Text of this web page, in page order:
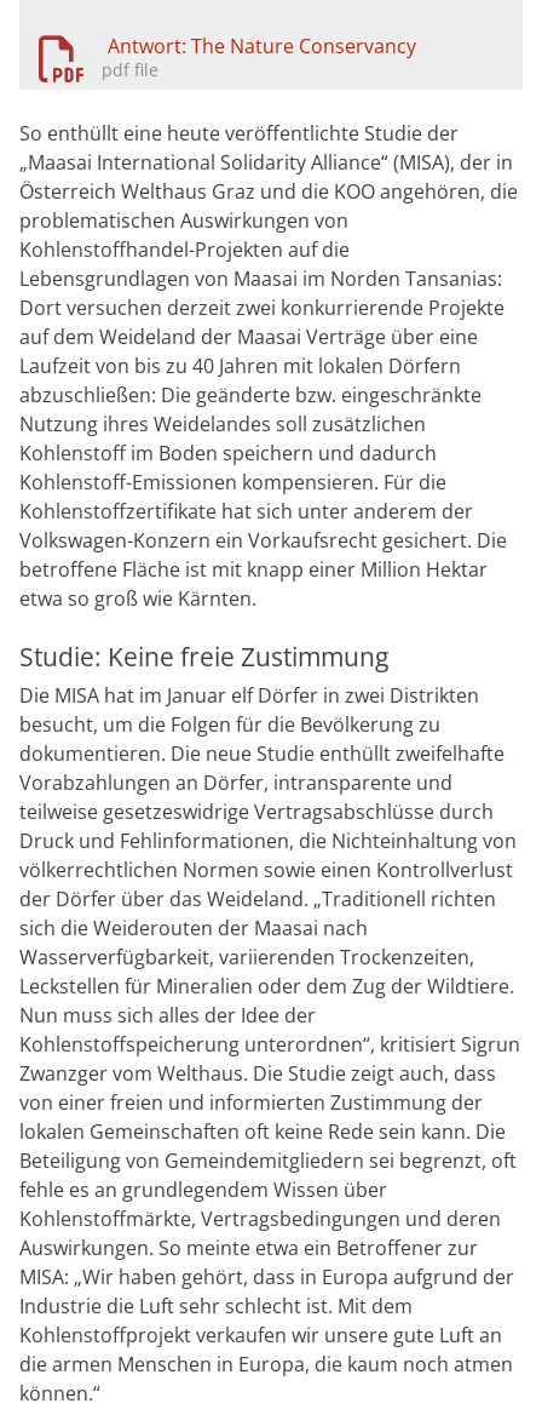
Antwort: The Nature Conservancy
So enthüllt eine heute veröffentlichte Studie der
„Maasai International Solidarity Alliance“ (MISA), der in
Österreich Welthaus Graz und die KOO angehören, die
problematischen Auswirkungen von
Kohlenstoffhandel-Projekten auf die
Lebensgrundlagen von Maasai im Norden Tansanias:
Dort versuchen derzeit zwei konkurrierende Projekte
auf dem Weideland der Maasai Verträge über eine
Laufzeit von bis zu 40 Jahren mit lokalen Dörfern
abzuschließen: Die geänderte bzw. eingeschränkte
Nutzung ihres Weidelandes soll zusätzlichen
Kohlenstoff im Boden speichern und dadurch
Kohlenstoff-Emissionen kompensieren. Für die
Kohlenstoffzertifikate hat sich unter anderem der
Volkswagen-Konzern ein Vorkaufsrecht gesichert. Die
betroffene Fläche ist mit knapp einer Million Hektar
etwa so groß wie Kärnten.
Studie: Keine freie Zustimmung
Die MISA hat im Januar elf Dörfer in zwei Distrikten
besucht, um die Folgen für die Bevölkerung zu
dokumentieren. Die neue Studie enthüllt zweifelhafte
Vorabzahlungen an Dörfer, intransparente und
teilweise gesetzeswidrige Vertragsabschlüsse durch
Druck und Fehlinformationen, die Nichteinhaltung von
völkerrechtlichen Normen sowie einen Kontrollverlust
der Dörfer über das Weideland. „Traditionell richten
sich die Weiderouten der Maasai nach
Wasserverfügbarkeit, variierenden Trockenzeiten,
Leckstellen für Mineralien oder dem Zug der Wildtiere.
Nun muss sich alles der Idee der
Kohlenstoffspeicherung unterordnen“, kritisiert Sigrun
Zwanzger vom Welthaus. Die Studie zeigt auch, dass
von einer freien und informierten Zustimmung der
lokalen Gemeinschaften oft keine Rede sein kann. Die
Beteiligung von Gemeindemitgliedern sei begrenzt, oft
fehle es an grundlegendem Wissen über
Kohlenstoffmärkte, Vertragsbedingungen und deren
Auswirkungen. So meinte etwa ein Betroffener zur
MISA: „Wir haben gehört, dass in Europa aufgrund der
Industrie die Luft sehr schlecht ist. Mit dem
Kohlenstoffprojekt verkaufen wir unsere gute Luft an
die armen Menschen in Europa, die kaum noch atmen
können.“